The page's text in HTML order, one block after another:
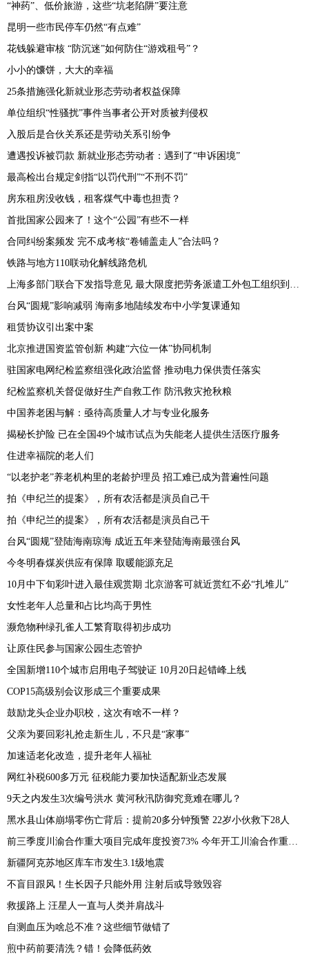
“神药”、低价旅游，这些“坑老陷阱”要注意
昆明一些市民停车仍然“有点难”
花钱躲避审核 “防沉迷”如何防住“游戏租号”？
小小的馕饼，大大的幸福
25条措施强化新就业形态劳动者权益保障
单位组织“性骚扰”事件当事者公开对质被判侵权
入股后是合伙关系还是劳动关系引纷争
遭遇投诉被罚款 新就业形态劳动者：遇到了“申诉困境”
最高检出台规定剑指“以罚代刑”“不刑不罚”
房东租房没收钱，租客煤气中毒也担责？
首批国家公园来了！这个“公园”有些不一样
合同纠纷案频发 完不成考核“卷铺盖走人”合法吗？
铁路与地方110联动化解线路危机
上海多部门联合下发指导意见 最大限度把劳务派遣工外包工组织到工会中来
台风“圆规”影响减弱 海南多地陆续发布中小学复课通知
租赁协议引出案中案
北京推进国资监管创新 构建“六位一体”协同机制
驻国家电网纪检监察组强化政治监督 推动电力保供责任落实
纪检监察机关督促做好生产自救工作 防汛救灾抢秋粮
中国养老困与解：亟待高质量人才与专业化服务
揭秘长护险 已在全国49个城市试点为失能老人提供生活医疗服务
住进幸福院的老人们
“以老护老”养老机构里的老龄护理员 招工难已成为普遍性问题
拍《申纪兰的提案》，所有农活都是演员自己干
拍《申纪兰的提案》，所有农活都是演员自己干
台风“圆规”登陆海南琼海 成近五年来登陆海南最强台风
今冬明春煤炭供应有保障 取暖能源充足
10月中下旬彩叶进入最佳观赏期 北京游客可就近赏红不必“扎堆儿”
女性老年人总量和占比均高于男性
濒危物种绿孔雀人工繁育取得初步成功
让原住民参与国家公园生态管护
全国新增110个城市启用电子驾驶证 10月20日起错峰上线
COP15高级别会议形成三个重要成果
鼓励龙头企业办职校，这次有啥不一样？
父亲为要回彩礼抢走新生儿，不只是“家事”
加速适老化改造，提升老年人福祉
网红补税600多万元 征税能力要加快适配新业态发展
9天之内发生3次编号洪水 黄河秋汛防御究竟难在哪儿？
黑水县山体崩塌零伤亡背后：提前20多分钟预警 22岁小伙救下28人
前三季度川渝合作重大项目完成年度投资73% 今年开工川渝合作重大项目64个
新疆阿克苏地区库车市发生3.1级地震
不盲目跟风！生长因子只能外用 注射后或导致毁容
救援路上 汪星人一直与人类并肩战斗
自测血压为啥总不准？这些细节做错了
煎中药前要清洗？错！会降低药效